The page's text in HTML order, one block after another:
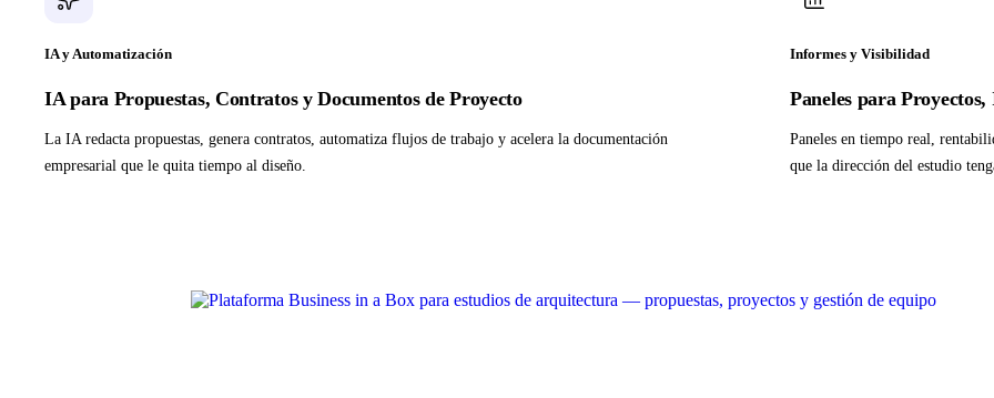
IA y Automatización
IA para Propuestas, Contratos y Documentos de Proyecto
La IA redacta propuestas, genera contratos, automatiza flujos de trabajo y acelera la documentación
empresarial que le quita tiempo al diseño.
Informes y Visibilidad
Paneles para
Paneles en tiempo real,
que la dirección del estudio